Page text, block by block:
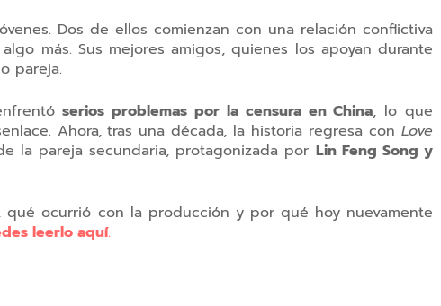
Dos de ellos comienzan con una relación conflictiva
más. Sus mejores amigos, quienes los apoyan durante
pareja.
serios problemas por la censura en China, lo que
Ahora, tras una década, la historia regresa con Love
la pareja secundaria, protagonizada por Lin Feng Song y
qué ocurrió con la producción y por qué hoy nuevamente
leerlo aquí.